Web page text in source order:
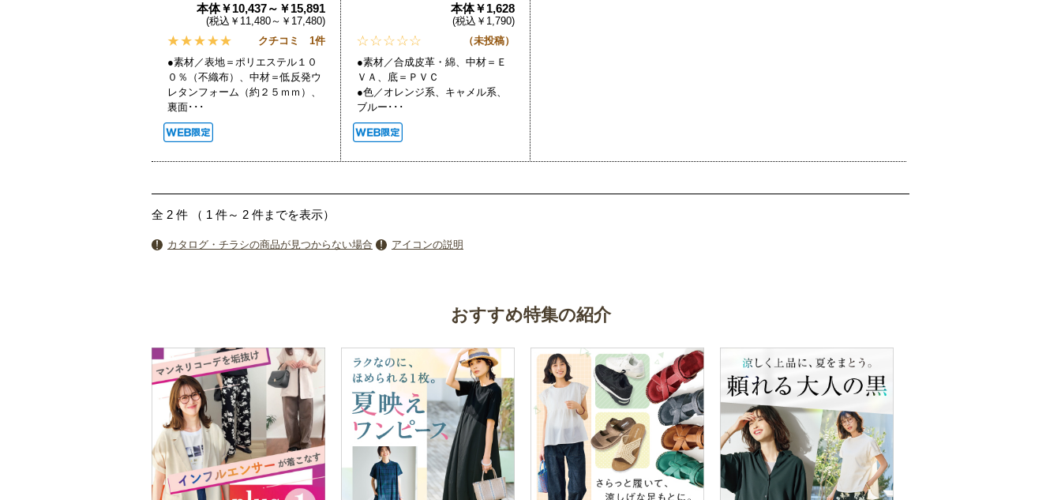
本体￥10,437～￥15,891
(税込￥11,480～￥17,480)
クチコミ 1件
●素材／表地＝ポリエステル１０
０％（不織布）、中材＝低反発ウ
レタンフォーム（約２５ｍｍ）、
裏面･･･
本体￥1,628
(税込￥1,790)
（未投稿）
●素材／合成皮革・綿、中材＝Ｅ
ＶＡ、底＝ＰＶＣ
●色／オレンジ系、キャメル系、
ブルー･･･
全 2 件 （ 1 件～ 2 件までを表示）
カタログ・チラシの商品が見つからない場合 アイコンの説明
おすすめ特集の紹介